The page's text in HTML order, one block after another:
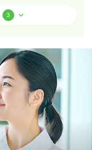
詳細を見る
療養型病院
3